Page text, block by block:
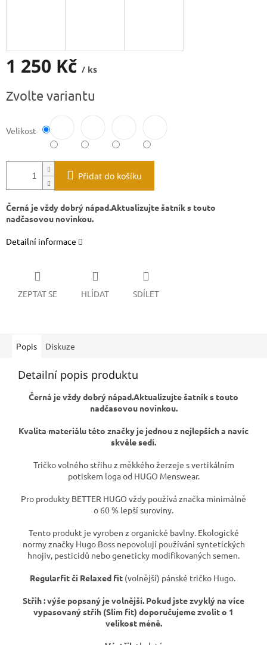
1 250 Kč / ks
cena:
Zvolte variantu
Velikost
Přidat do košíku
Černá je vždy dobrý nápad.Aktualizujte šatník s touto
nadčasovou novinkou.
Detailní informace
ZEPTAT SE HLÍDAT SDÍLET
Popis Diskuze
Detailní popis produktu
Černá je vždy dobrý nápad.Aktualizujte šatník s touto
nadčasovou novinkou.
Kvalita materiálu této značky je jednou z nejlepších a navíc
skvěle sedí.
Tričko volného střihu z měkkého žerzeje s vertikálním
potiskem loga od HUGO Menswear.
Pro produkty BETTER HUGO vždy používá značka minimálně
o 60 % lepší suroviny.
Tento produkt je vyroben z organické bavlny. Ekologické
normy značky Hugo Boss nepovolují používání syntetických
hnojiv, pesticidů nebo geneticky modifikovaných semen.
Regularfit či Relaxed fit (volnější) pánské tričko Hugo.
Střih : výše popsaný je volnější. Pokud jste zvyklý na více
vypasovaný střih (Slim fit) doporučujeme zvolit o 1
velikost méně.